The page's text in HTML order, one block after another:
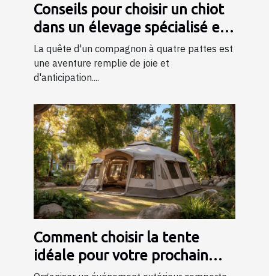
Conseils pour choisir un chiot
dans un élevage spécialisé en
bergers
La quête d'un compagnon à quatre pattes est
une aventure remplie de joie et
d'anticipation....
Comment choisir la tente
idéale pour votre prochain